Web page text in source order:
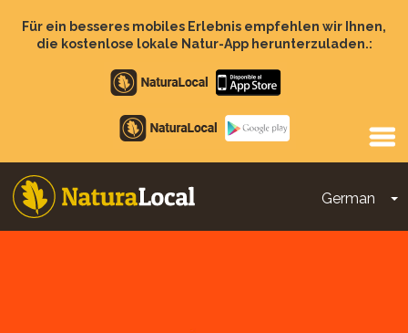
zumFür ein besseres mobiles Erlebnis empfehlen wir Ihnen,
die kostenlose lokale Natur-App herunterzuladen.:
Apple
store
Google
Play
German
Main